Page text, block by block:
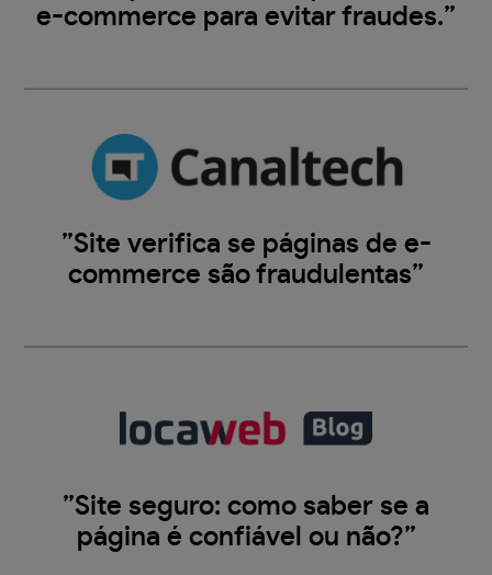
e-commerce para evitar fraudes.”
”Site verifica se páginas de e-
commerce são fraudulentas”
”Site seguro: como saber se a
página é confiável ou não?”